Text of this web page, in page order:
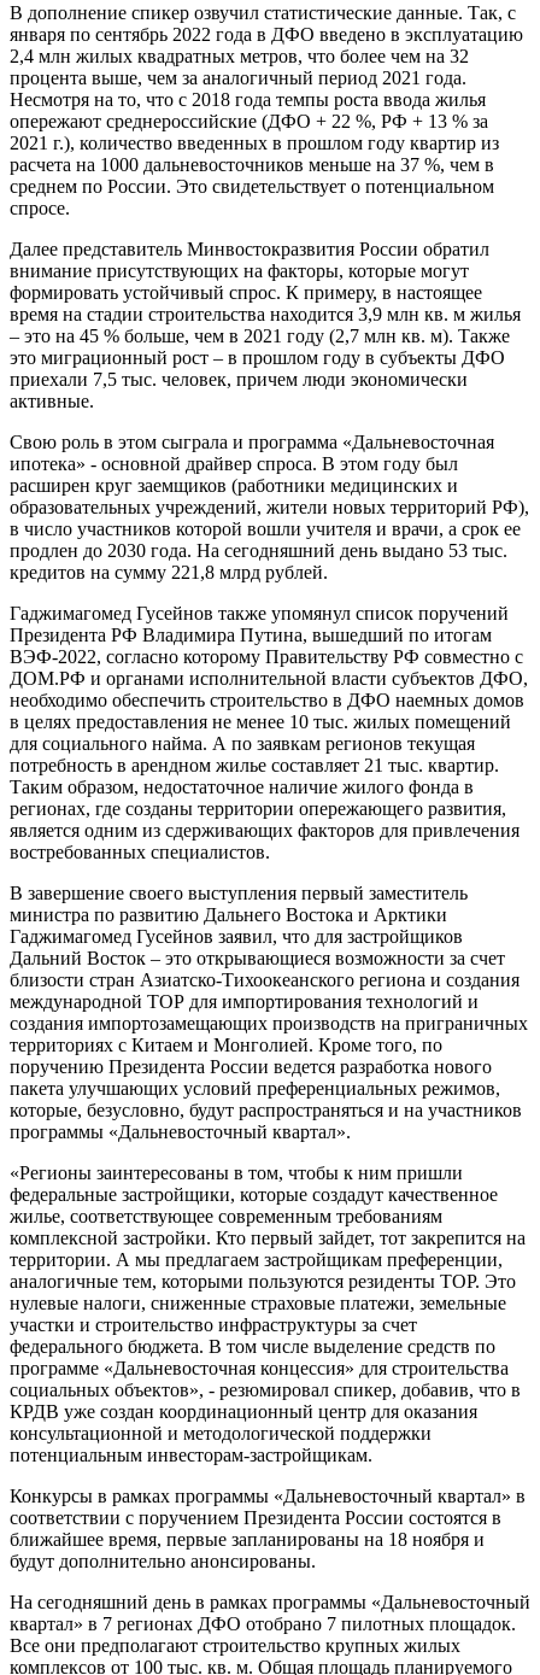
В дополнение спикер озвучил статистические данные. Так, с
января по сентябрь 2022 года в ДФО введено в эксплуатацию
2,4 млн жилых квадратных метров, что более чем на 32
процента выше, чем за аналогичный период 2021 года.
Несмотря на то, что с 2018 года темпы роста ввода жилья
опережают среднероссийские (ДФО + 22 %, РФ + 13 % за
2021 г.), количество введенных в прошлом году квартир из
расчета на 1000 дальневосточников меньше на 37 %, чем в
среднем по России. Это свидетельствует о потенциальном
спросе.
Далее представитель Минвостокразвития России обратил
внимание присутствующих на факторы, которые могут
формировать устойчивый спрос. К примеру, в настоящее
время на стадии строительства находится 3,9 млн кв. м жилья
– это на 45 % больше, чем в 2021 году (2,7 млн кв. м). Также
это миграционный рост – в прошлом году в субъекты ДФО
приехали 7,5 тыс. человек, причем люди экономически
активные.
Свою роль в этом сыграла и программа «Дальневосточная
ипотека» - основной драйвер спроса. В этом году был
расширен круг заемщиков (работники медицинских и
образовательных учреждений, жители новых территорий РФ),
в число участников которой вошли учителя и врачи, а срок ее
продлен до 2030 года. На сегодняшний день выдано 53 тыс.
кредитов на сумму 221,8 млрд рублей.
Гаджимагомед Гусейнов также упомянул список поручений
Президента РФ Владимира Путина, вышедший по итогам
ВЭФ-2022, согласно которому Правительству РФ совместно с
ДОМ.РФ и органами исполнительной власти субъектов ДФО,
необходимо обеспечить строительство в ДФО наемных домов
в целях предоставления не менее 10 тыс. жилых помещений
для социального найма. А по заявкам регионов текущая
потребность в арендном жилье составляет 21 тыс. квартир.
Таким образом, недостаточное наличие жилого фонда в
регионах, где созданы территории опережающего развития,
является одним из сдерживающих факторов для привлечения
востребованных специалистов.
В завершение своего выступления первый заместитель
министра по развитию Дальнего Востока и Арктики
Гаджимагомед Гусейнов заявил, что для застройщиков
Дальний Восток – это открывающиеся возможности за счет
близости стран Азиатско-Тихоокеанского региона и создания
международной ТОР для импортирования технологий и
создания импортозамещающих производств на приграничных
территориях с Китаем и Монголией. Кроме того, по
поручению Президента России ведется разработка нового
пакета улучшающих условий преференциальных режимов,
которые, безусловно, будут распространяться и на участников
программы «Дальневосточный квартал».
«Регионы заинтересованы в том, чтобы к ним пришли
федеральные застройщики, которые создадут качественное
жилье, соответствующее современным требованиям
комплексной застройки. Кто первый зайдет, тот закрепится на
территории. А мы предлагаем застройщикам преференции,
аналогичные тем, которыми пользуются резиденты ТОР. Это
нулевые налоги, сниженные страховые платежи, земельные
участки и строительство инфраструктуры за счет
федерального бюджета. В том числе выделение средств по
программе «Дальневосточная концессия» для строительства
социальных объектов», - резюмировал спикер, добавив, что в
КРДВ уже создан координационный центр для оказания
консультационной и методологической поддержки
потенциальным инвесторам-застройщикам.
Конкурсы в рамках программы «Дальневосточный квартал» в
соответствии с поручением Президента России состоятся в
ближайшее время, первые запланированы на 18 ноября и
будут дополнительно анонсированы.
На сегодняшний день в рамках программы «Дальневосточный
квартал» в 7 регионах ДФО отобрано 7 пилотных площадок.
Все они предполагают строительство крупных жилых
комплексов от 100 тыс. кв. м. Общая площадь планируемого